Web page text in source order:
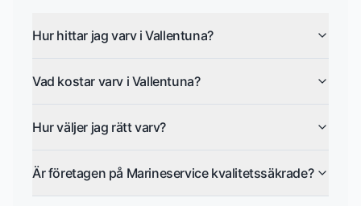
Hur hittar jag varv i Vallentuna?
Vad kostar varv i Vallentuna?
Hur väljer jag rätt varv?
Är företagen på Marineservice kvalitetssäkrade?